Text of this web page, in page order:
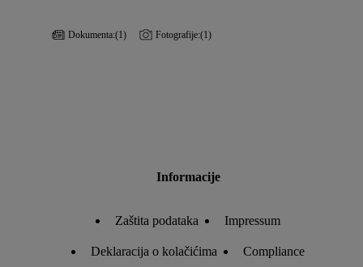
Dokumenta:(1) Fotografije:(1)
Informacije
Zaštita podataka Impressum
Deklaracija o kolačićima Compliance